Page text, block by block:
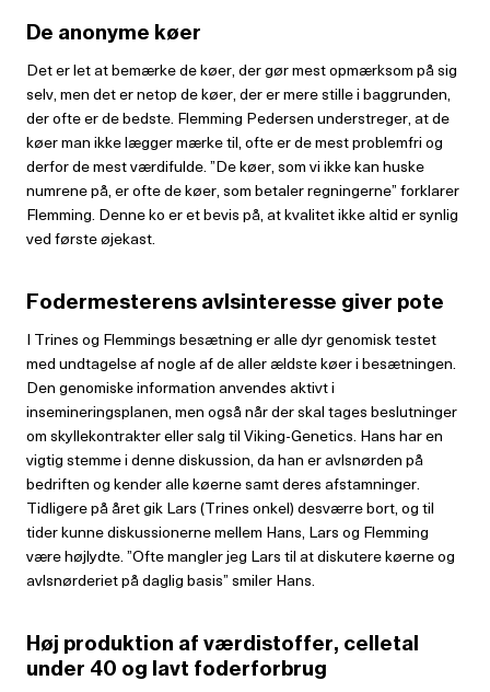
De anonyme køer
Det er let at bemærke de køer, der gør mest opmærksom på sig
selv, men det er netop de køer, der er mere stil­le i baggrunden,
der ofte er de bedste. Flemming Pedersen understreger, at de
køer man ikke lægger mærke til, ofte er de mest problemfri og
derfor de mest værdifulde. ”De køer, som vi ikke kan huske
numrene på, er ofte de køer, som betaler regningerne” forkla­rer
Flemming. Denne ko er et bevis på, at kvalitet ikke altid er synlig
ved første øjekast.
Fodermesterens avlsinteresse giver pote
I Trines og Flemmings besætning er alle dyr genomisk testet
med undtagelse af nogle af de aller ældste køer i besætnin­gen.
Den genomiske information anven­des aktivt i
insemineringsplanen, men også når der skal tages beslutninger
om skyllekontrakter eller salg til Viking-Genetics. Hans har en
vigtig stemme i denne diskussion, da han er avlsnørden på
bedriften og kender alle køerne samt deres afstamninger.
Tidligere på året gik Lars (Trines onkel) desværre bort, og til
tider kunne diskussionerne mellem Hans, Lars og Flemming
være højlydte. ”Ofte mangler jeg Lars til at diskutere køerne og
avlsnørderiet på daglig basis” smiler Hans.
Høj produktion af værdistoffer, celletal
under 40 og lavt foderforbrug